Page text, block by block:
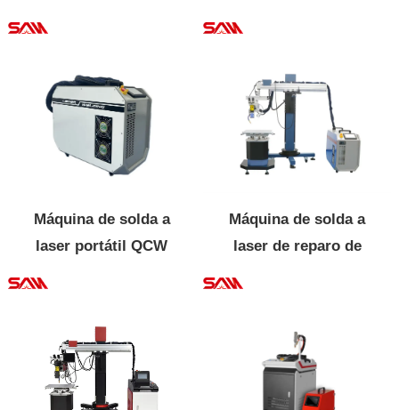
Máquina de solda a
laser portátil QCW
Máquina de solda a
laser de reparo de